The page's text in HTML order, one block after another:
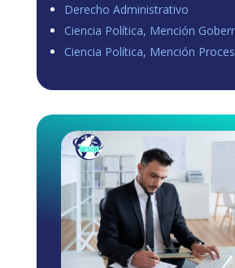
Derecho Administrativo
Ciencia Política, Mención
Ciencia Política, Mención